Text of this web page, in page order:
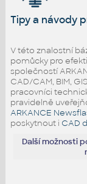
Tipy a návody
V této znalostní
pomůcky pro
společností
CAD/CAM, BIM,
pracovníci
pravidelně
ARKANCE
poskytnout i CAD
Další možnosti